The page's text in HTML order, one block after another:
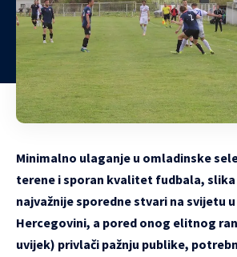
Minimalno ulaganje u omladinske
terene i sporan kvalitet fudbala, slika
najvažnije sporedne stvari na svijetu
Hercegovini, a pored onog elitnog
uvijek) privlači pažnju publike,